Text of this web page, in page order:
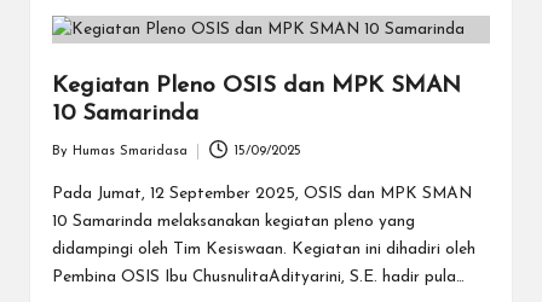
Kegiatan Pleno OSIS dan MPK SMAN
10 Samarinda
by
By Humas Smaridasa 15/09/2025
Pada Jumat, 12 September 2025, OSIS dan MPK SMAN
10 Samarinda melaksanakan kegiatan pleno yang
didampingi oleh Tim Kesiswaan. Kegiatan ini dihadiri oleh
Pembina OSIS Ibu ChusnulitaAdityarini, S.E. hadir pula…